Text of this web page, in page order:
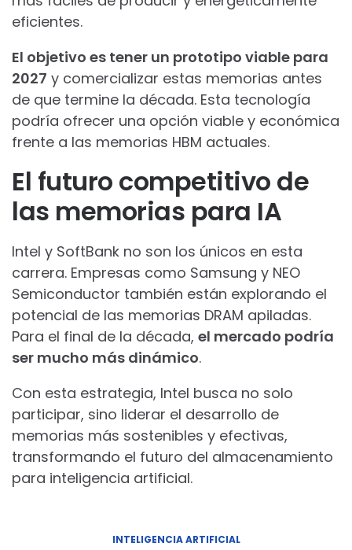
eficientes.
El objetivo es tener un prototipo viable para
2027 y comercializar estas memorias antes
de que termine la década. Esta tecnología
podría ofrecer una opción viable y económica
frente a las memorias HBM actuales.
El futuro competitivo de
las memorias para IA
Intel y SoftBank no son los únicos en esta
carrera. Empresas como Samsung y NEO
Semiconductor también están explorando el
potencial de las memorias DRAM apiladas.
Para el final de la década, el mercado podría
ser mucho más dinámico.
Con esta estrategia, Intel busca no solo
participar, sino liderar el desarrollo de
memorias más sostenibles y efectivas,
transformando el futuro del almacenamiento
para inteligencia artificial.
INTELIGENCIA ARTIFICIAL